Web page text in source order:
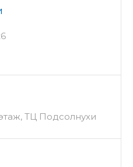
ТЦ Подсолнухи